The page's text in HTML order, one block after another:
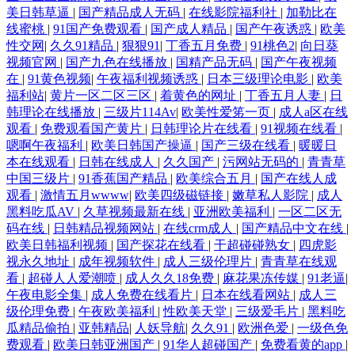
美日韩草逼 | 国产精品成人无码 | 在线影院福利社 | 加勒比在
线蜜桃 | 91国产免费观看 | 国产成人精品 | 国产午夜诱惑 | 欧美
性交网 | 久久91精品 | 狠狠91 | 丁香五月免费 | 91桃色2| 向日葵
视频官网 | 国产九色在线播放 | 国精产品无码 | 国产午夜视频
在 | 91黄色视频| 午夜福利视频诱惑 | 日本三级理论电影 | 欧美
福利站| 黄片一区二区三区 | 着黄色的网址 | 丁香五月人妻 | 日
韩理论在线播放 | 三级片114Av| 欧美性爱笫一页 | 成人a区在线
观看 | 免费观看国产黄片 | 日韩理论片在线看 | 91视频在线看 |
嗯啊午夜福利 | 欧美日韩国产操逼 | 国产三级在线看 | 暖暖日
本在线观看 | 日韩在线成人 | 久久国产 | 污网站无码的 | 青青草
中国三级片 | 91香蕉国产精品 | 欧美综合五月 | 国产在线人成
观看 | 激情五月wwww| 欧美四级磁链接 | 嫩草私人影院 | 成人
黑料吃瓜AV | 久草视频最新在线 | 亚洲欧美福利 | 一区二区无
码在线 | 日韩精品视频网站 | 在线crm成人 | 国产精品中文在线 |
欧美日韩福利视频 | 国产探花在线看 | 干超碰碰熟女 | 四虎影
视永久地址 | 成年视频软件 | 成人三级伦理片 | 青青草在线观
看 | 超碰人人爱潮喷 | 成人久久18免费 | 麻花果冻传媒 | 91老逼|
午夜电影全集 | 成人免费在线看片 | 日本在线看网站 | 成人三
级伦理免费 | 午夜欧美福利 |性欧美天堂 | 三级爱毛片 | 黑料吃
瓜精品偷拍 | 亚韩精品| 人妖导航| 久久91 | 欧洲色爱 | 一级色免
费观看 | 欧美日韩亚洲国产 | 91华人超碰国产 | 免费看黄的app |